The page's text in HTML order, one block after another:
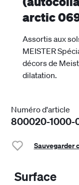
arctic
Assortis aux
MEISTER
décors de
dilatation.
Numéro d'article
800020-1000-
Sauvegarder
Surface